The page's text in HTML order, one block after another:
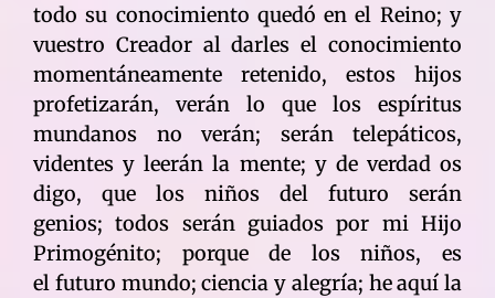
todo su conocimiento quedó en el Reino; y
vuestro Creador al darles el conocimiento
momentáneamente retenido, estos hijos
profetizarán, verán lo que los espíritus
mundanos no verán; serán telepáticos,
videntes y leerán la mente; y de verdad os
digo, que los niños del futuro serán
genios; todos serán guiados por mi Hijo
Primogénito; porque de los niños, es
el futuro mundo; ciencia y alegría; he aquí la